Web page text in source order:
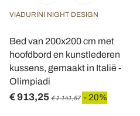
VIADURINI NIGHT DESIGN
Bed van 200x200 cm met
hoofdbord en kunstlederen
kussens, gemaakt in Italië -
Olimpiadi
€ 913,25 € 1.141,57 - 20%